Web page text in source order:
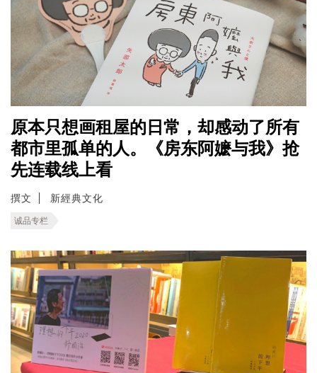
原本只想画租屋的日常，却感动了所有
都市里孤单的人。《房东阿嬷与我》抢
先连载线上看
撰文 新經典文化
诚品专栏